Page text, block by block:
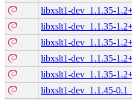
libxslt1-dev_1.1.35-
libxslt1-dev_1.1.35-
libxslt1-dev_1.1.35-
libxslt1-dev_1.1.35-
libxslt1-dev_1.1.35-
libxslt1-dev_1.1.45-